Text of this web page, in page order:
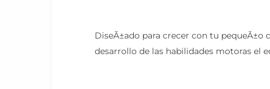
DiseÃ±ado para crecer con tu
desarrollo de las habilidades motoras el